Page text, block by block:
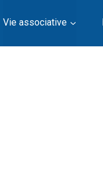
Vie associative